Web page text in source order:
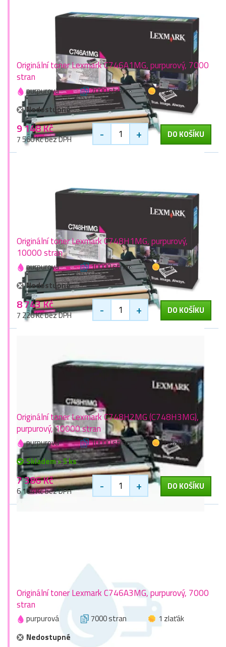
Originální toner Lexmark C746A1MG, purpurový, 7000
stran
purpurová 7000 stran
1 zlaťák
Nedostupné
9 148 Kč
7 560 Kč bez DPH - + DO KOŠÍKU
Originální toner Lexmark C748H1MG, purpurový,
10000 stran
purpurová 10000 stran
1 zlaťák
Nedostupné
8 743 Kč
7 226 Kč bez DPH - + DO KOŠÍKU
Originální toner Lexmark C748H2MG (C748H3MG),
purpurový, 10000 stran
purpurová 10000 stran
1 zlaťák
Skladem > 5 ks
7 386 Kč
6 104 Kč bez DPH - + DO KOŠÍKU
Originální toner Lexmark C746A3MG, purpurový, 7000
stran
purpurová 7000 stran
1 zlaťák
Nedostupné